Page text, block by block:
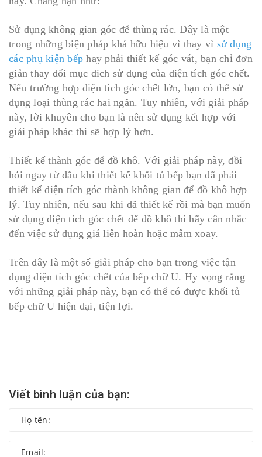
Sử dụng không gian góc để thùng rác. Đây là một
trong những biện pháp khá hữu hiệu vì thay vì sử dụng
các phụ kiện bếp hay phải thiết kế góc vát, bạn chỉ đơn
giản thay đổi mục đich sử dụng của diện tích góc chết.
Nếu trường hợp diện tích góc chết lớn, bạn có thể sử
dụng loại thùng rác hai ngăn. Tuy nhiên, với giải pháp
này, lời khuyên cho bạn là nên sử dụng kết hợp với
giải pháp khác thì sẽ hợp lý hơn.
Thiết kế thành góc để đồ khô. Với giải pháp này, đồi
hỏi ngay từ đầu khi thiết kế khối tủ bếp bạn đã phải
thiết kế diện tích góc thành không gian để đồ khô hợp
lý. Tuy nhiên, nếu sau khi đã thiết kế rồi mà bạn muốn
sử dụng diện tích góc chết để đồ khô thì hãy cân nhắc
đến việc sử dụng giá liên hoàn hoặc mâm xoay.
Trên đây là một số giải pháp cho bạn trong việc tận
dụng diện tích góc chết của bếp chữ U. Hy vọng rằng
với những giải pháp này, bạn có thể có được khối tủ
bếp chữ U hiện đại, tiện lợi.
Viết bình luận của bạn: